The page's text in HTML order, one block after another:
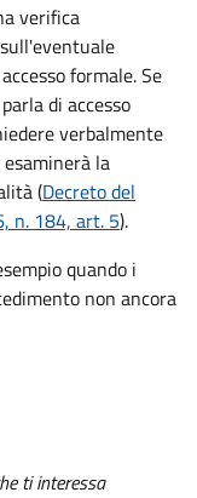
verifica
formale. Se
di accesso
verbalmente
la
(Decreto del
n. 184, art. 5).
quando i
non ancora
ti interessa